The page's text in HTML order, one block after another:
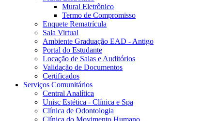
Mural Eletrônico
Termo de Compromisso
Enquete Rematrícula
Sala Virtual
Ambiente Graduação EAD - Antigo
Portal do Estudante
Locação de Salas e Auditórios
Validação de Documentos
Certificados
Serviços Comunitários
Central Analítica
Unisc Estética - Clínica e Spa
Clínica de Odontologia